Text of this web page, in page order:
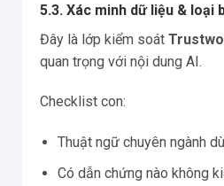
5.3. Xác minh dữ liệu & loại
Đây là lớp kiểm soát
quan trọng với nội dung AI.
Checklist con:
Thuật ngữ chuyên ngành
Có dẫn chứng nào không